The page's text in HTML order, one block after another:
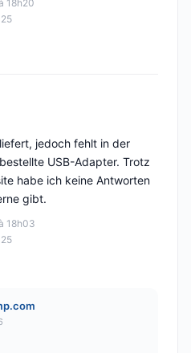
18h20
18h03
jedoch fehlt in der
USB-Adapter. Trotz
habe ich keine Antworten
gibt.